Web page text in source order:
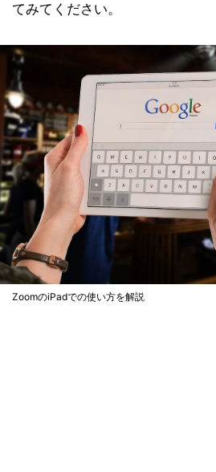
てみてください。
ZoomのiPadでの使い方を解説